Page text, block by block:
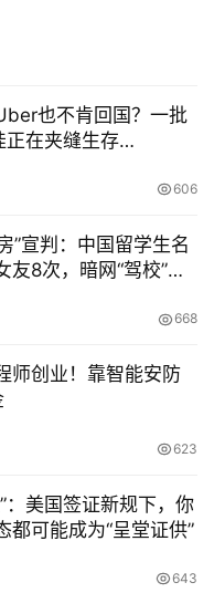
也不肯回国？一批
正在夹缝生存…
606
”宣判：中国留学生名
友8次，暗网“驾校”群
668
师创业！靠智能安防
623
：美国签证新规下，你
都可能成为“呈堂证供”
643